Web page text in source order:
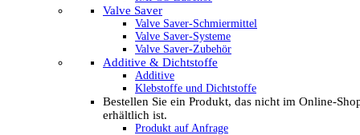
Valve Saver
Valve Saver-Schmiermittel
Valve Saver-Systeme
Valve Saver-Zubehör
Additive & Dichtstoffe
Additive
Klebstoffe und Dichtstoffe
Bestellen Sie ein Produkt, das nicht im Online-
erhältlich ist.
Produkt auf Anfrage